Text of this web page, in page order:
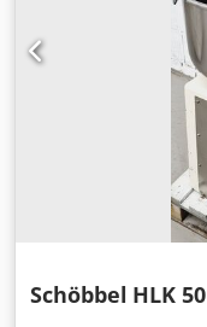
Schöbbel HLK 50